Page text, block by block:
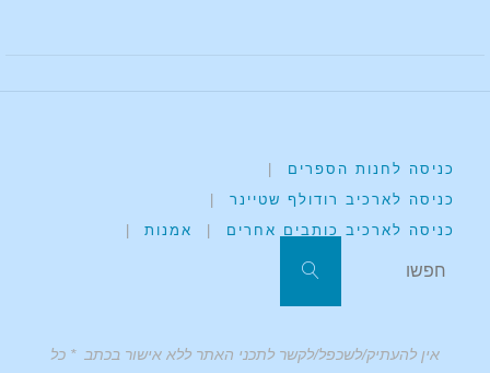
כניסה לחנות הספרים
|
כניסה לארכיב רודולף שטיינר
|
כניסה לארכיב כותבים אחרים
| אמנות |
אין להעתיק/לשכפל/לקשר לתכני האתר ללא אישור בכתב * כל